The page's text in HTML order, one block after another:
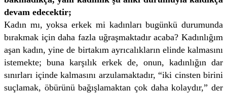
devam edecektir;
Kadın mı, yoksa erkek mi kadınları bugünkü durumunda
bırakmak için daha fazla uğraşmaktadır acaba? Kadınlığım
aşan kadın, yine de birtakım ayrıcalıkların elinde kalmasını
istemekte; buna karşılık erkek de, onun, kadınlığın dar
sınırları içinde kalmasını arzulamaktadır, “iki cinsten birini
suçlamak, öbürünü bağışlamaktan çok daha kolaydır,” der